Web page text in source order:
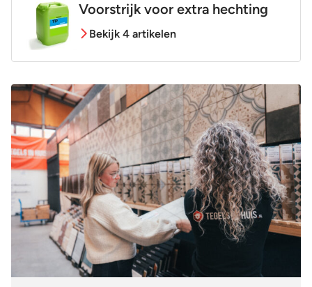
Voorstrijk voor extra hechting
Bekijk 4 artikelen